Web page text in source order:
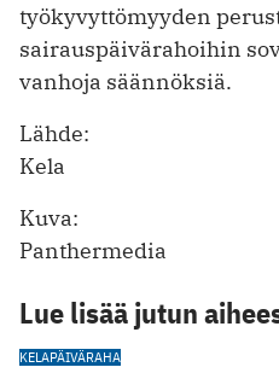
työkyvyttömyyden
sairauspäivärahoihin
vanhoja säännöksiä.
Lähde:
Kela
Kuva:
Panthermedia
Lue lisää jutun
KELAPÄIVÄRAHA